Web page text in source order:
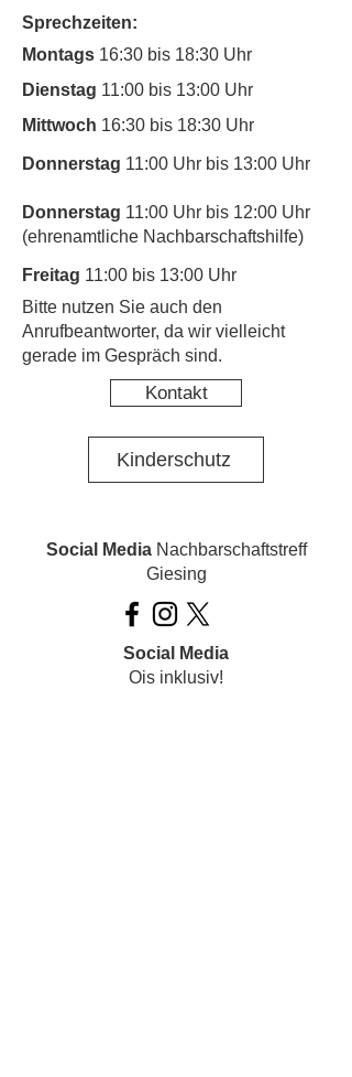
Sprechzeiten:
Montags 16:30 bis 18:30 Uhr
Dienstag 11:00 bis 13:00 Uhr
Mittwoch 16:30 bis 18:30 Uhr
Donnerstag 11:00 Uhr bis 13:00 Uhr
Donnerstag 11:00 Uhr bis 12:00 Uhr
(ehrenamtliche Nachbarschaftshilfe)
Freitag 11:00 bis 13:00 Uhr
​Bitte nutzen Sie auch den
Anrufbeantworter, da wir vielleicht
gerade im Gespräch sind.
Kontakt
Kinderschutz
Social MediaNachbarschaftstreff
Giesing
Social Media
Ois inklusiv!